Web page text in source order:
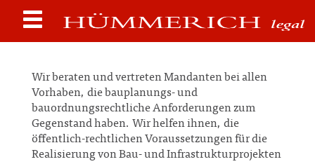
Wir beraten und vertreten Mandanten bei allen
Vorhaben, die bauplanungs- und
bauordnungsrechtliche Anforderungen zum
Gegenstand haben. Wir helfen ihnen, die
öffentlich-rechtlichen Voraussetzungen für die
Realisierung von Bau- und Infrastrukturprojekten